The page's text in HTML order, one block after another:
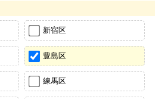
新宿区
豊島区
練馬区